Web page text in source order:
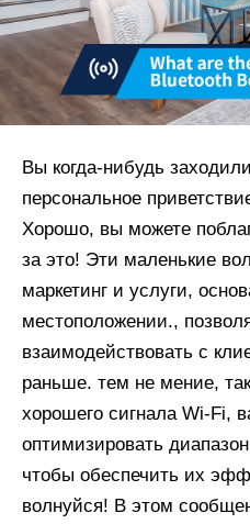
Вы когда-нибудь
персональное
Хорошо, вы можете
за это! Эти маленькие
маркетинг и услуги,
местоположении.,
взаимодействовать с
раньше. тем не мение,
хорошего сигнала Wi-Fi,
оптимизировать
чтобы обеспечить их
волнуйся! В этом